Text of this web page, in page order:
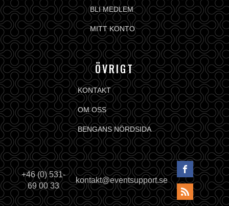
BLI MEDLEM
MITT KONTO
ÖVRIGT
KONTAKT
OM OSS
BENGANS NÖRDSIDA
+46 (0) 531-
69 00 33
kontakt@eventsupport.se